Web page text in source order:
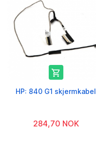

HP: 840 G1 skjermkabel
284,70 NOK